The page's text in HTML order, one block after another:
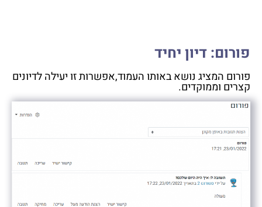
פורום: דיון יחיד
פורום המציג נושא באותו העמוד,אפשרות זו יעילה לדיונים
קצרים וממוקדים.